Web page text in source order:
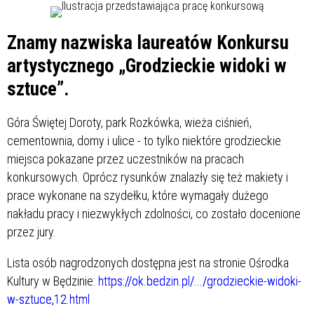
Znamy nazwiska laureatów Konkursu
artystycznego „Grodzieckie widoki w
sztuce”.
Góra Świętej Doroty, park Rozkówka, wieża ciśnień,
cementownia, domy i ulice - to tylko niektóre grodzieckie
miejsca pokazane przez uczestników na pracach
konkursowych. Oprócz rysunków znalazły się też makiety i
prace wykonane na szydełku, które wymagały dużego
nakładu pracy i niezwykłych zdolności, co zostało docenione
przez jury.
Lista osób nagrodzonych dostępna jest na stronie Ośrodka
Kultury w Będzinie: https://ok.bedzin.pl/.../grodzieckie-widoki-
w-sztuce,12.html